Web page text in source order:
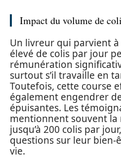
Impact du volume de
Un livreur qui parvient
élevé de colis par jour
rémunération
surtout s’il travaille en
Toutefois, cette course
également engendrer
épuisantes. Les
mentionnent souvent la
jusqu’à 200 colis par
questions sur leur bien-
vie.